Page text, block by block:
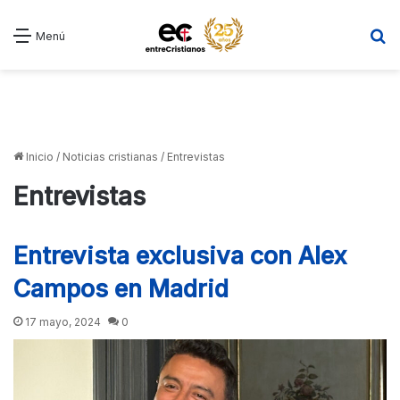
Menú
Inicio / Noticias cristianas / Entrevistas
Entrevistas
Entrevista exclusiva con Alex
Campos en Madrid
17 mayo, 2024 0